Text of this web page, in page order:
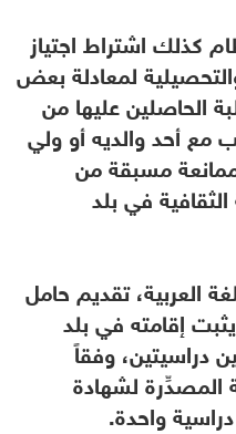
كذلك اشتراط اجتياز
لمعادلة بعض
الحاصلين عليها من
مع أحد والديه أو ولي
مسبقة من
الثقافية في بلد
العربية، تقديم حامل
يثبت إقامته في بلد
دراسيتين، وفقاً
المصدِّرة لشهادة
واحدة.